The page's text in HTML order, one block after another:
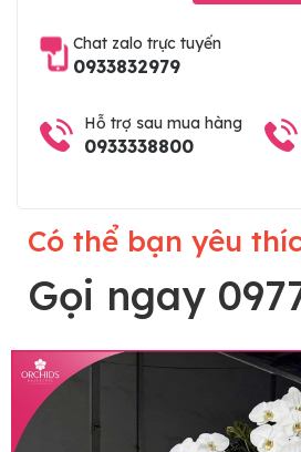
Chat zalo trực tuyến
0933832979
Hỗ trợ sau mua hàng
0933338800
Có thể bạn yêu
Gọi ngay